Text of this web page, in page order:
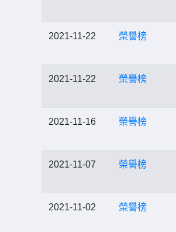
2021-11-22 榮譽榜
2021-11-22 榮譽榜
2021-11-16 榮譽榜
2021-11-07 榮譽榜
2021-11-02 榮譽榜